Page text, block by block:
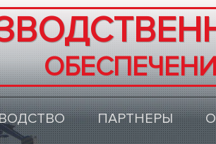
ПАРТНЕРЫ